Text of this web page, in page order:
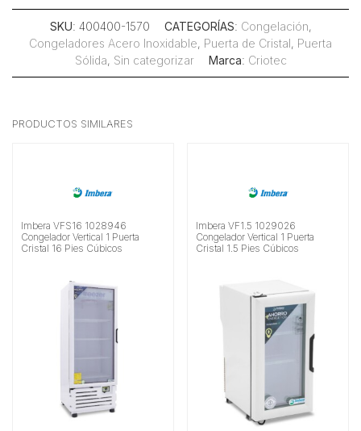
SKU: 400400-1570 CATEGORÍAS: Congelación,
Congeladores Acero Inoxidable, Puerta de Cristal, Puerta
Sólida, Sin categorizar Marca: Criotec
PRODUCTOS SIMILARES
Imbera VFS16 1028946
Congelador Vertical 1 Puerta
Cristal 16 Pies Cúbicos
Imbera VF1.5 1029026
Congelador Vertical 1 Puerta
Cristal 1.5 Pies Cúbicos